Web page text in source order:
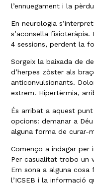
l’ennuegament i la
En neurologia
s’aconsella
4 sessions, perdent la
Sorgeix la baixada de
d’herpes zòster als
anticonvulsionants.
extrem. Hipertèrmia,
És arribat a aquest
opcions: demanar a
alguna forma de curar-
Començo a indagar per
Per casualitat trobo un
Em sona a alguna cosa
l’ICSEB i la informació